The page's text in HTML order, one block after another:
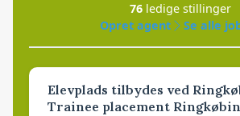
76 ledige stillinger
Opret agent
Se alle
Elevplads tilbydes ved
Trainee placement